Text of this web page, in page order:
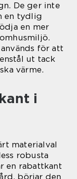
De ger inte
en tydlig
en mer
för att
ut tack
värme.
i
materialval
robusta
en rabattkant
börjar den